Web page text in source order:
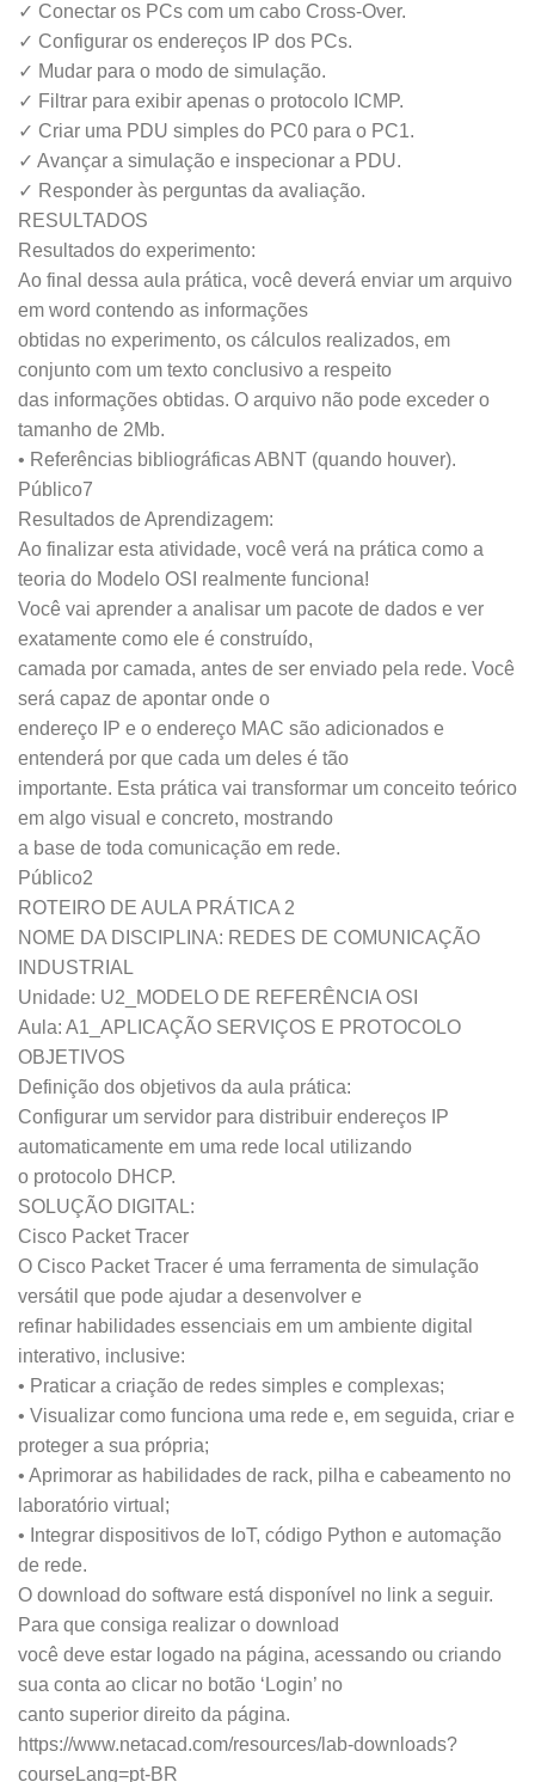
✓ Conectar os PCs com um cabo Cross-Over.
✓ Configurar os endereços IP dos PCs.
✓ Mudar para o modo de simulação.
✓ Filtrar para exibir apenas o protocolo ICMP.
✓ Criar uma PDU simples do PC0 para o PC1.
✓ Avançar a simulação e inspecionar a PDU.
✓ Responder às perguntas da avaliação.
RESULTADOS
Resultados do experimento:
Ao final dessa aula prática, você deverá enviar um arquivo
em word contendo as informações
obtidas no experimento, os cálculos realizados, em
conjunto com um texto conclusivo a respeito
das informações obtidas. O arquivo não pode exceder o
tamanho de 2Mb.
• Referências bibliográficas ABNT (quando houver).
Público7
Resultados de Aprendizagem:
Ao finalizar esta atividade, você verá na prática como a
teoria do Modelo OSI realmente funciona!
Você vai aprender a analisar um pacote de dados e ver
exatamente como ele é construído,
camada por camada, antes de ser enviado pela rede. Você
será capaz de apontar onde o
endereço IP e o endereço MAC são adicionados e
entenderá por que cada um deles é tão
importante. Esta prática vai transformar um conceito teórico
em algo visual e concreto, mostrando
a base de toda comunicação em rede.
Público2
ROTEIRO DE AULA PRÁTICA 2
NOME DA DISCIPLINA: REDES DE COMUNICAÇÃO
INDUSTRIAL
Unidade: U2_MODELO DE REFERÊNCIA OSI
Aula: A1_APLICAÇÃO SERVIÇOS E PROTOCOLO
OBJETIVOS
Definição dos objetivos da aula prática:
Configurar um servidor para distribuir endereços IP
automaticamente em uma rede local utilizando
o protocolo DHCP.
SOLUÇÃO DIGITAL:
Cisco Packet Tracer
O Cisco Packet Tracer é uma ferramenta de simulação
versátil que pode ajudar a desenvolver e
refinar habilidades essenciais em um ambiente digital
interativo, inclusive:
• Praticar a criação de redes simples e complexas;
• Visualizar como funciona uma rede e, em seguida, criar e
proteger a sua própria;
• Aprimorar as habilidades de rack, pilha e cabeamento no
laboratório virtual;
• Integrar dispositivos de IoT, código Python e automação
de rede.
O download do software está disponível no link a seguir.
Para que consiga realizar o download
você deve estar logado na página, acessando ou criando
sua conta ao clicar no botão ‘Login’ no
canto superior direito da página.
https://www.netacad.com/resources/lab-downloads?
courseLang=pt-BR